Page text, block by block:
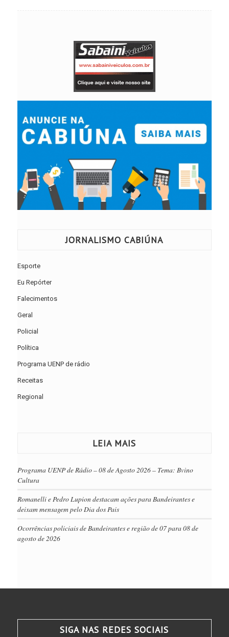
JORNALISMO CABIÚNA
Esporte
Eu Repórter
Falecimentos
Geral
Policial
Política
Programa UENP de rádio
Receitas
Regional
LEIA MAIS
Programa UENP de Rádio – 08 de Agosto 2026 – Tema: Bvino
Cultura
Romanelli e Pedro Lupion destacam ações para Bandeirantes e
deixam mensagem pelo Dia dos Pais
Ocorrências policiais de Bandeirantes e região de 07 para 08 de
agosto de 2026
SIGA NAS REDES SOCIAIS